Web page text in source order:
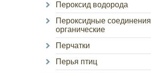
Пероксид водорода
Пероксидные соединения
органические
Перчатки
Перья птиц